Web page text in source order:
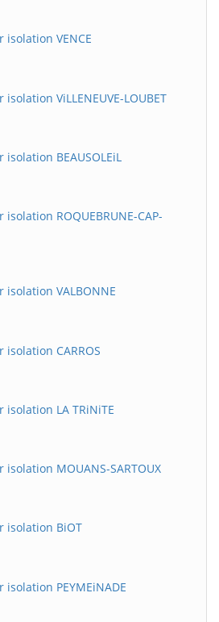
VENCE
ViLLENEUVE-LOUBET
BEAUSOLEiL
ROQUEBRUNE-CAP-
VALBONNE
CARROS
LA TRiNiTE
MOUANS-SARTOUX
isolation BiOT
PEYMEiNADE